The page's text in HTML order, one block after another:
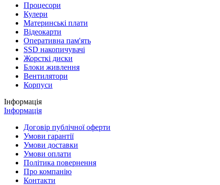
Процесори
Кулери
Материнські плати
Відеокарти
Оперативна пам'ять
SSD накопичувачі
Жорсткі диски
Блоки живлення
Вентилятори
Корпуси
Інформація
Інформація
Договір публічної оферти
Умови гарантії
Умови доставки
Умови оплати
Політика повернення
Про компанію
Контакти